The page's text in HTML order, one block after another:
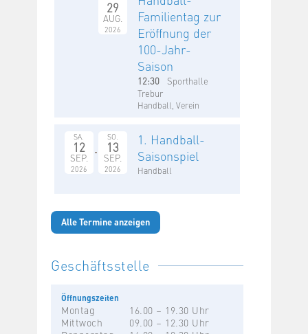
29
AUG.
2026
Familientag zur
Eröffnung der
100-Jahr-
Saison
12:30
Sporthalle
Trebur
Handball, Verein
SA.
12
SEP.
2026
SO.
13
SEP.
2026
1. Handball-
Saisonspiel
Handball
Alle Termine anzeigen
Geschäftsstelle
Öffnungszeiten
Montag
16.00 – 19.30 Uhr
Mittwoch
09.00 – 12.30 Uhr